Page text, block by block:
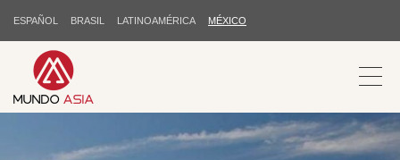
ESPAÑOL BRASIL LATINOAMÉRICA MÉXICO